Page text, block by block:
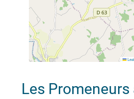
Les Promeneurs